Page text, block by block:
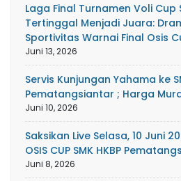
Laga Final Turnamen Voli Cup
Tertinggal Menjadi Juara:
Sportivitas Warnai Final Osis
Juni 13, 2026
Servis Kunjungan Yahama ke
Pematangsiantar ; Harga
Juni 10, 2026
Saksikan Live Selasa, 10 Juni
OSIS CUP SMK HKBP
Juni 8, 2026